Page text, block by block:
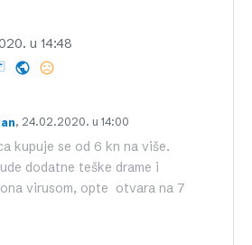
u 14:48
, 24.02.2020. u 14:00
kupuje se od 6 kn na više.
dodatne teške drame i
virusom, opte otvara na 7